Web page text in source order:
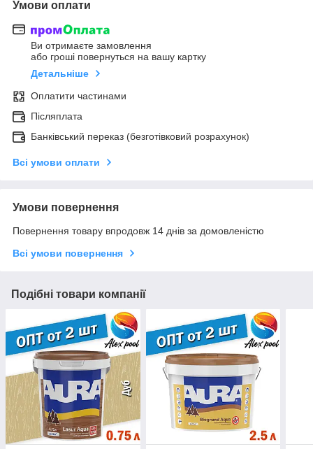
Умови оплати
Ви отримаєте замовлення
або гроші повернуться на вашу картку
Детальніше
Оплатити частинами
Післяплата
Банківський переказ (безготівковий розрахунок)
Всі умови оплати
Умови повернення
Повернення товару впродовж 14 днів за домовленістю
Всі умови повернення
Подібні товари компанії